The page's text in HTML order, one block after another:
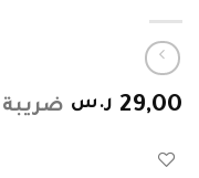
29,00 ر.س